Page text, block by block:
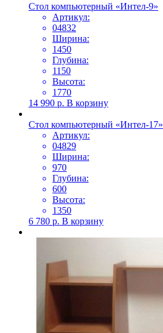
Стол компьютерный «Интел-9»
Артикул:
04832
Ширина:
1450
Глубина:
1150
Высота:
1770
14 990 р. В корзину
Стол компьютерный «Интел-17»
Артикул:
04829
Ширина:
970
Глубина:
600
Высота:
1350
6 780 р. В корзину